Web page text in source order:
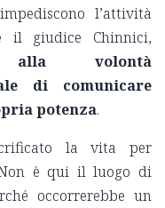
l’attività
il giudice Chinnici,
alla volontà
di comunicare
potenza.
la vita per
Non è qui il luogo di
occorrerebbe un